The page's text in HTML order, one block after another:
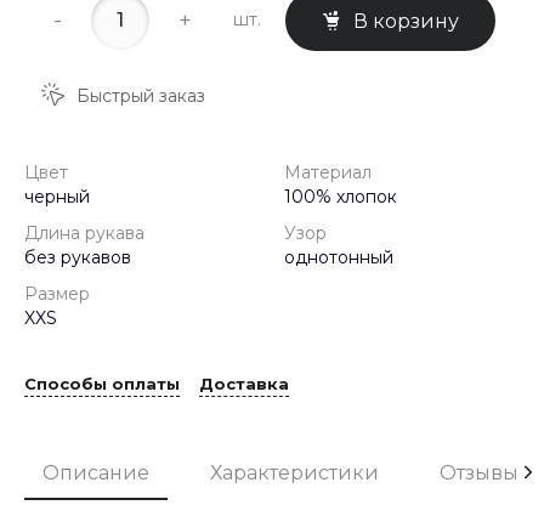
- + шт. В корзину
Быстрый заказ
Цвет
черный
Материал
100% хлопок
Длина рукава
без рукавов
Узор
однотонный
Размер
XXS
Способы оплаты Доставка
Описание Характеристики Отзывы